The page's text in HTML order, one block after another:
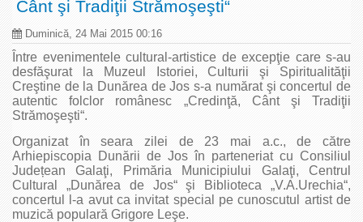
Cânt şi Tradiţii Strămoşeşti“
Duminică, 24 Mai 2015 00:16
Între evenimentele cultural-artistice de excepţie care s-au
desfăşurat la Muzeul Istoriei, Culturii şi Spiritualităţii
Creştine de la Dunărea de Jos s-a numărat şi concertul de
autentic folclor românesc „Credinţă, Cânt şi Tradiţii
Strămoşeşti“.
Organizat în seara zilei de 23 mai a.c., de către
Arhiepiscopia Dunării de Jos în parteneriat cu Consiliul
Județean Galaţi, Primăria Municipiului Galaţi, Centrul
Cultural „Dunărea de Jos“ şi Biblioteca „V.A.Urechia“,
concertul l-a avut ca invitat special pe cunoscutul artist de
muzică populară Grigore Leşe.